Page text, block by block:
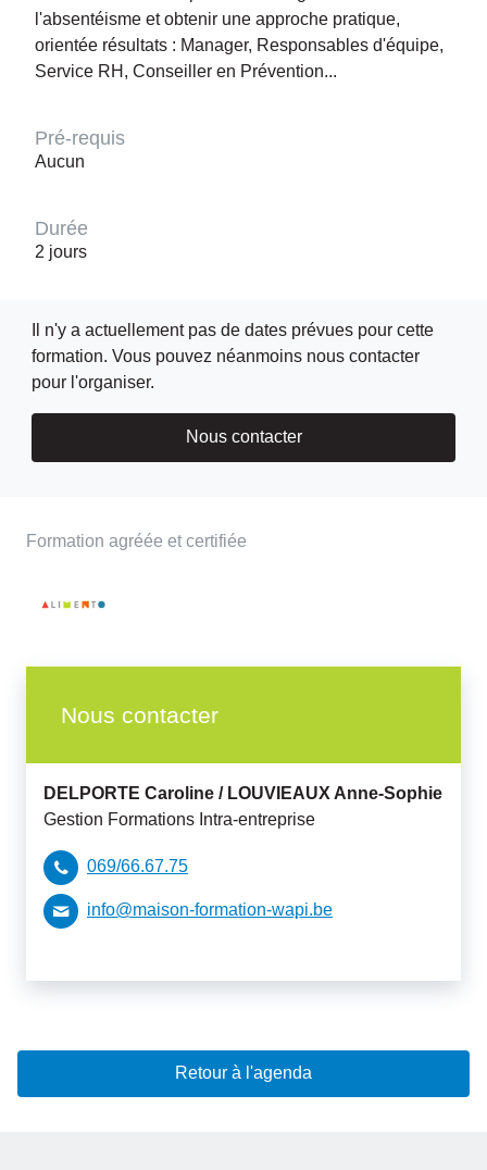
l'absentéisme et obtenir une approche pratique,
orientée résultats : Manager, Responsables d'équipe,
Service RH, Conseiller en Prévention...
Pré-requis
Aucun
Durée
2 jours
Il n'y a actuellement pas de dates prévues pour cette
formation. Vous pouvez néanmoins nous contacter
pour l'organiser.
Nous contacter
Formation agréée et certifiée
Nous contacter
DELPORTE Caroline / LOUVIEAUX Anne-Sophie
Gestion Formations Intra-entreprise
069/66.67.75
info@maison-formation-wapi.be
Retour à l'agenda